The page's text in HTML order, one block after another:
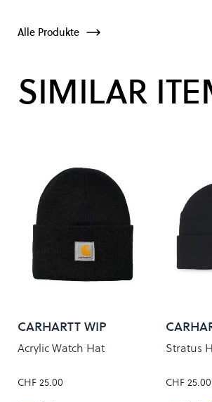
Alle Produkte
SIMILAR
CARHARTT WIP
Acrylic Watch Hat
CHF 25.00
Stratus
CHF 25.00